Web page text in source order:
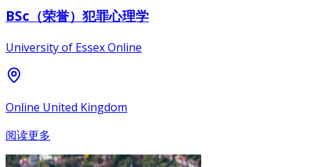
BSc（荣誉）犯罪心理学
University of Essex Online
Online United Kingdom
阅读更多